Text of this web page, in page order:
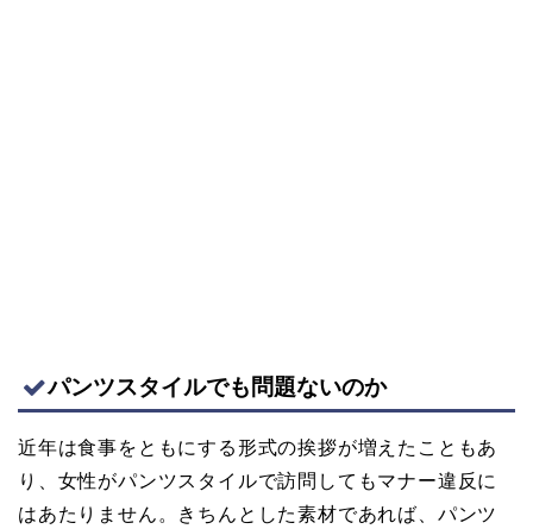
パンツスタイルでも問題ないのか
近年は食事をともにする形式の挨拶が増えたこともあ
り、女性がパンツスタイルで訪問してもマナー違反に
はあたりません。きちんとした素材であれば、パンツ